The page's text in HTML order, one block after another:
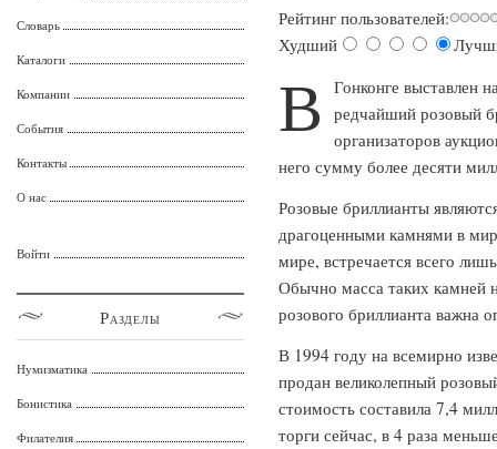
Рейтинг пользователей:
Худший
В
Гонконге выставлен
редчайший розовый
организаторов
него сумму более десяти
Розовые бриллианты
драгоценными камнями в
мире, встречается всего
Обычно масса таких камней
розового бриллианта важна
В 1994 году на всемирно
продан великолепный
стоимость составила 7,4
торги сейчас, в 4 раза
Словарь
Каталоги
Компании
События
Контакты
О нас
Войти
Разделы
Нумизматика
Бонистика
Филателия